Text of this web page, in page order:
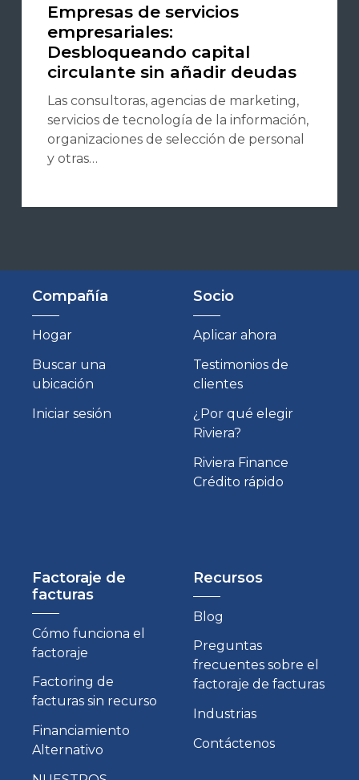
Empresas de servicios
empresariales:
Desbloqueando capital
circulante sin añadir deudas
Las consultoras, agencias de marketing,
servicios de tecnología de la información,
organizaciones de selección de personal
y otras…
Compañía
Hogar
Buscar una
ubicación
Iniciar sesión
Socio
Aplicar ahora
Testimonios de
clientes
¿Por qué elegir
Riviera?
Riviera Finance
Crédito rápido
Factoraje de
facturas
Cómo funciona el
factoraje
Factoring de
facturas sin recurso
Financiamiento
Alternativo
Recursos
Blog
Preguntas
frecuentes sobre el
factoraje de facturas
Industrias
Contáctenos